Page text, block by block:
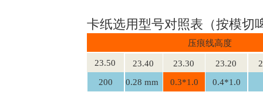
卡纸选用型号对照表（按模切
23.30 23.20
压痕线高度
23.40
23.50
0.3*1.0 0.4*1.0
0.28 mm
200